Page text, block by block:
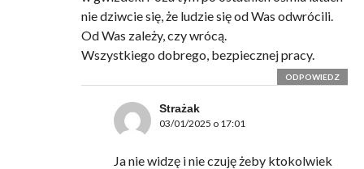
nie dziwcie się, że ludzie się od Was odwrócili.
Od Was zależy, czy wrócą.
Wszystkiego dobrego, bezpiecznej pracy.
ODPOWIEDZ
Strażak
03/01/2025 o 17:01
Ja nie widzę i nie czuję żeby ktokolwiek